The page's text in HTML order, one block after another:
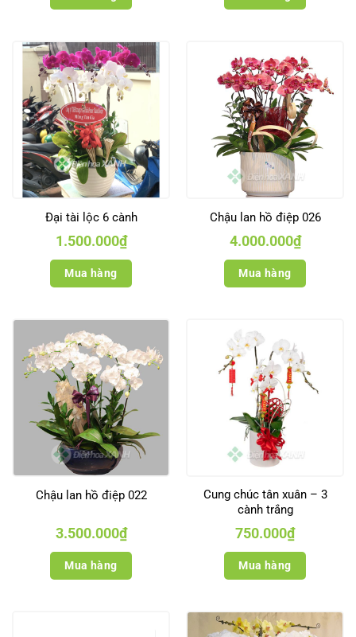
Đại tài lộc 6 cành
1.500.000₫
Mua hàng
Chậu lan hồ điệp 026
4.000.000₫
Mua hàng
Chậu lan hồ điệp 022
3.500.000₫
Mua hàng
Cung chúc tân xuân – 3
cành trắng
750.000₫
Mua hàng